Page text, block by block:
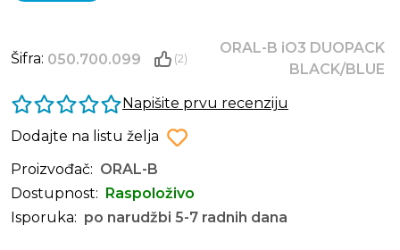
Šifra: 050.700.099 (2)
ORAL-B iO3 DUOPACK
BLACK/BLUE
Napišite prvu recenziju
Dodajte na listu želja
Proizvođač: ORAL-B
Dostupnost:
Raspoloživo
Isporuka: po narudžbi 5-7 radnih dana